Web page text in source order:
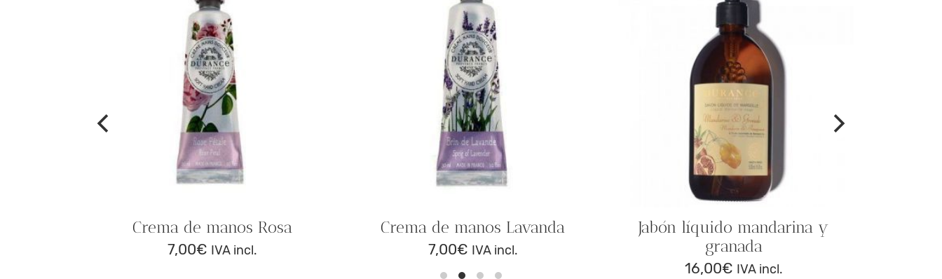
Crema de manos Rosa
7,00€ IVA incl.
Crema de manos Lavanda
7,00€ IVA incl.
Jabón líquido mandarina y
granada
16,00€ IVA incl.